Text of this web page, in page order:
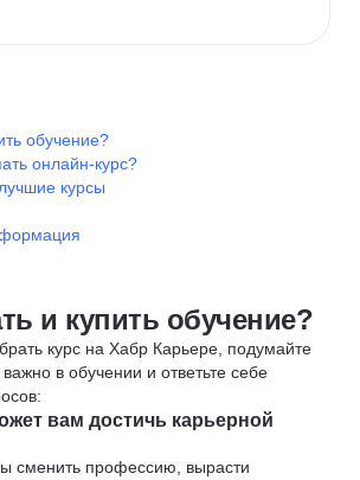
обучение?
онлайн-курс?
курсы
и купить обучение?
курс на Хабр Карьере, подумайте
в обучении и ответьте себе
вам достичь карьерной
сменить профессию, вырасти